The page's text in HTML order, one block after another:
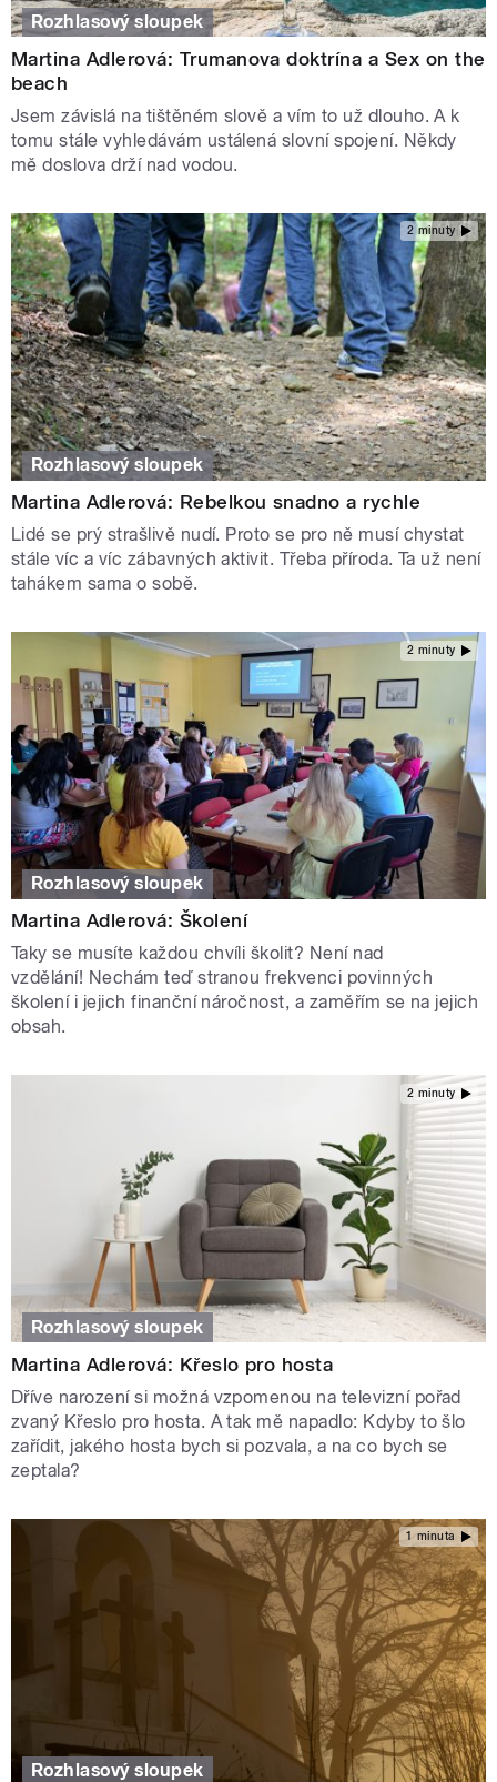
Rozhlasový sloupek
Martina Adlerová: Trumanova doktrína a Sex on the
beach
Jsem závislá na tištěném slově a vím to už dlouho. A k
tomu stále vyhledávám ustálená slovní spojení. Někdy
mě doslova drží nad vodou.
2 minuty
Rozhlasový sloupek
Martina Adlerová: Rebelkou snadno a rychle
Lidé se prý strašlivě nudí. Proto se pro ně musí chystat
stále víc a víc zábavných aktivit. Třeba příroda. Ta už není
tahákem sama o sobě.
2 minuty
Rozhlasový sloupek
Martina Adlerová: Školení
Taky se musíte každou chvíli školit? Není nad
vzdělání! Nechám teď stranou frekvenci povinných
školení i jejich finanční náročnost, a zaměřím se na jejich
obsah.
2 minuty
Rozhlasový sloupek
Martina Adlerová: Křeslo pro hosta
Dříve narození si možná vzpomenou na televizní pořad
zvaný Křeslo pro hosta. A tak mě napadlo: Kdyby to šlo
zařídit, jakého hosta bych si pozvala, a na co bych se
zeptala?
1 minuta
Rozhlasový sloupek